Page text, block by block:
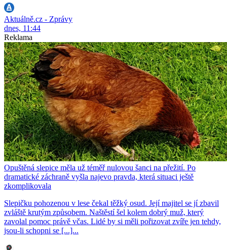
Aktuálně.cz - Zprávy
dnes, 11:44
Reklama
Opuštěná slepice měla už téměř nulovou šanci na přežití. Po
dramatické záchraně vyšla najevo pravda, která situaci ještě
zkomplikovala
Slepičku pohozenou v lese čekal těžký osud. Její majitel se jí zbavil
zvláště krutým způsobem. Naštěstí šel kolem dobrý muž, který
zavolal pomoc právě včas. Lidé by si měli pořizovat zvíře jen tehdy,
jsou-li schopni se [...]...